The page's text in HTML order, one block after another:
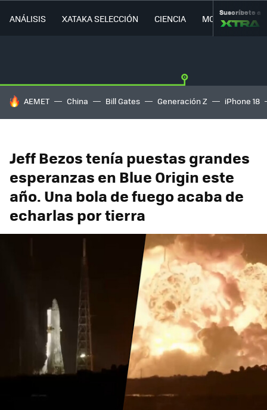
ANÁLISIS XATAKA SELECCIÓN CIENCIA MOVILIDAD
Suscríbete a
HOY SE HABLA DE
AEMET China Bill Gates Generación Z iPhone 18
Jeff Bezos tenía puestas grandes
esperanzas en Blue Origin este
año. Una bola de fuego acaba de
echarlas por tierra